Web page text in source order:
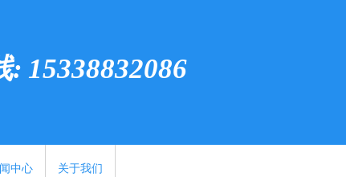
: 15338832086
中心 关于我们